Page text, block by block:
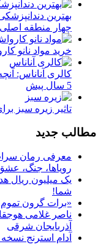
بهترین
چهار منطقه اصلی
خرید مواد نانو
کالری آناناس:
5 سال پیش
تاثیر زیره سبز
مطالب جدید
معرفی رمان سراب
رویاها، جنگ،
یک میلیون ریال
شما!
«برات گرون
ناصر غلامی
آذربایجان شرقی
آدام استرنج